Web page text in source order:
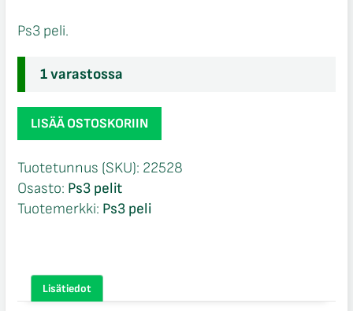
Ps3 peli.
1 varastossa
Singstar
ABBA
Ps3
määrä
LISÄÄ OSTOSKORIIN
Tuotetunnus (SKU): 22528
Osasto: Ps3 pelit
Tuotemerkki: Ps3 peli
Lisätiedot